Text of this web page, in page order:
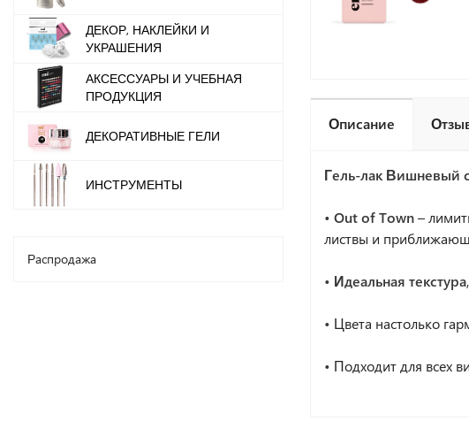
Описание
Гель-лак Вишневый
• Out of Town–
листвы и
• Идеальная текстура
• Цвета настолько
• Подходит для всех
ДЕКОР, НАКЛЕЙКИ И
УКРАШЕНИЯ
АКСЕССУАРЫ И УЧЕБНАЯ
ПРОДУКЦИЯ
ДЕКОРАТИВНЫЕ ГЕЛИ
ИНСТРУМЕНТЫ
Распродажа